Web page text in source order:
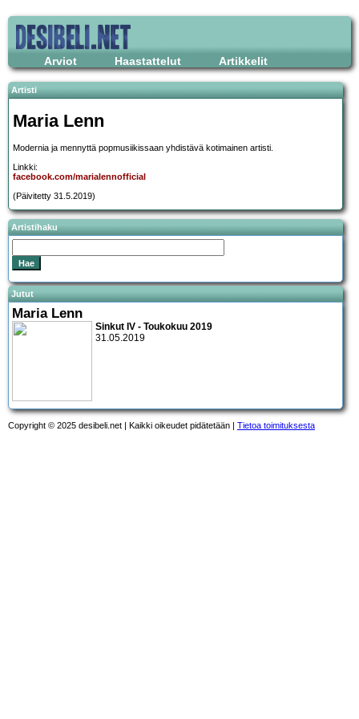
Arviot Haastattelut Artikkelit
Artisti
Maria Lenn
Modernia ja mennyttä popmusiikissaan yhdistävä kotimainen artisti.
Linkki:
facebook.com/marialennofficial
(Päivitetty 31.5.2019)
Artistihaku
Jutut
Maria Lenn
Sinkut IV - Toukokuu 2019
31.05.2019
Copyright © 2025 desibeli.net | Kaikki oikeudet pidätetään | Tietoa toimituksesta